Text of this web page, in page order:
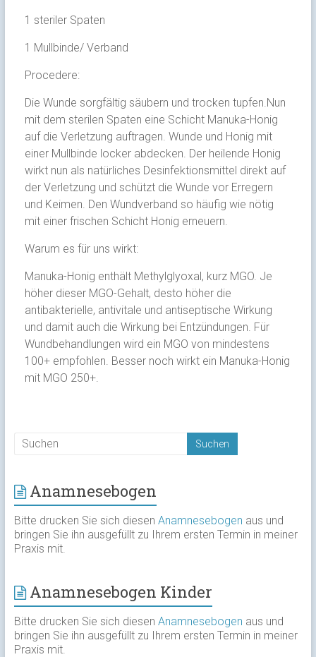
1 steriler Spaten
1 Mullbinde/ Verband
Procedere:
Die Wunde sorgfältig säubern und trocken tupfen.Nun
mit dem sterilen Spaten eine Schicht Manuka-Honig
auf die Verletzung auftragen. Wunde und Honig mit
einer Mullbinde locker abdecken. Der heilende Honig
wirkt nun als natürliches Desinfektionsmittel direkt auf
der Verletzung und schützt die Wunde vor Erregern
und Keimen. Den Wundverband so häufig wie nötig
mit einer frischen Schicht Honig erneuern.
Warum es für uns wirkt:
Manuka-Honig enthält Methylglyoxal, kurz MGO. Je
höher dieser MGO-Gehalt, desto höher die
antibakterielle, antivitale und antiseptische Wirkung
und damit auch die Wirkung bei Entzündungen. Für
Wundbehandlungen wird ein MGO von mindestens
100+ empfohlen. Besser noch wirkt ein Manuka-Honig
mit MGO 250+.
Anamnesebogen
Bitte drucken Sie sich diesen Anamnesebogen aus und
bringen Sie ihn ausgefüllt zu Ihrem ersten Termin in meiner
Praxis mit.
Anamnesebogen Kinder
Bitte drucken Sie sich diesen Anamnesebogen aus und
bringen Sie ihn ausgefüllt zu Ihrem ersten Termin in meiner
Praxis mit.